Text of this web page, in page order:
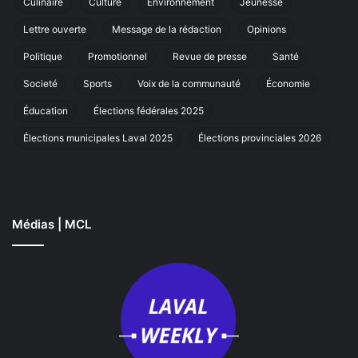
Lettre ouverte Message de la rédaction Opinions
Politique Promotionnel Revue de presse Santé
Societé Sports Voix de la communauté Économie
Éducation Élections fédérales 2025
Élections municipales Laval 2025 Élections provinciales 2026
Médias | MCL